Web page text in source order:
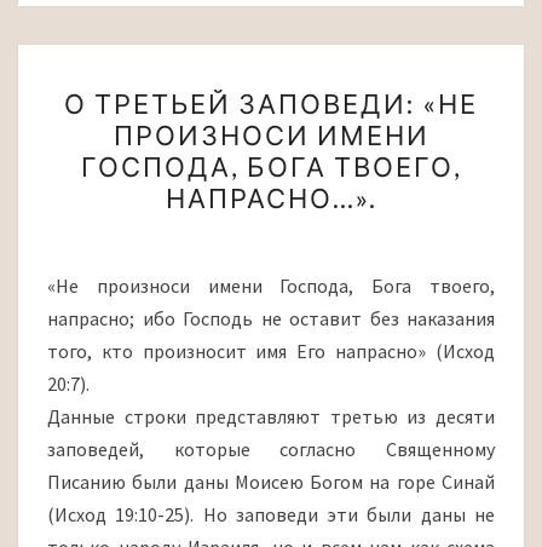
ТРЕТЬЕЙ
ЗАПОВЕДИ:
«НЕ
ПРОИЗНОСИ
ГОСПОДА,
ТВОЕГО,
О ТРЕТЬЕЙ ЗАПОВЕДИ: «НЕ
ПРОИЗНОСИ ИМЕНИ
ГОСПОДА, БОГА ТВОЕГО,
НАПРАСНО…».
«Не произноси имени Господа, Бога твоего,
напрасно; ибо Господь не оставит без наказания
того, кто произносит имя Его напрасно» (Исход
20:7).
Данные строки представляют третью из десяти
заповедей, которые согласно Священному
Писанию были даны Моисею Богом на горе Синай
(Исход 19:10-25). Но заповеди эти были даны не